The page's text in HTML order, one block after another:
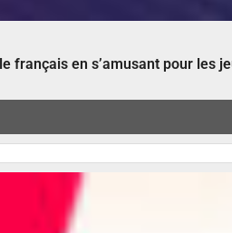
français en s’amusant pour les